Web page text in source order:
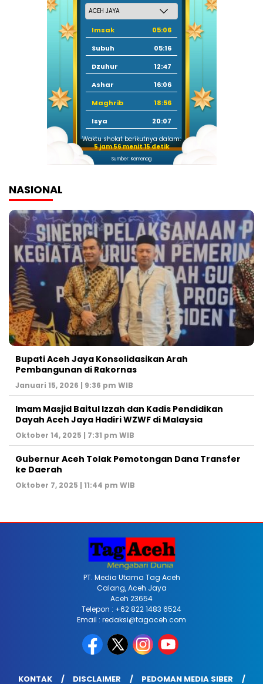
Imsak
05:06
Subuh
05:16
Dzuhur
12:47
Ashar
16:06
Maghrib
18:56
Isya
20:07
Waktu sholat berikutnya dalam:
5 jam 56 menit 15 detik
Sumber: Kemenag
NASIONAL
Bupati Aceh Jaya Konsolidasikan Arah
Pembangunan di Rakornas
Januari 15, 2026 | 9:36 pm WIB
Imam Masjid Baitul Izzah dan Kadis Pendidikan
Dayah Aceh Jaya Hadiri WZWF di Malaysia
Oktober 14, 2025 | 7:31 pm WIB
Gubernur Aceh Tolak Pemotongan Dana Transfer
ke Daerah
Oktober 7, 2025 | 11:44 pm WIB
PT. Media Utama Tag Aceh
Calang, Aceh Jaya
Aceh 23654
Telepon : +62 822 1483 6524
Email : redaksi@tagaceh.com
KONTAK DISCLAIMER PEDOMAN MEDIA SIBER